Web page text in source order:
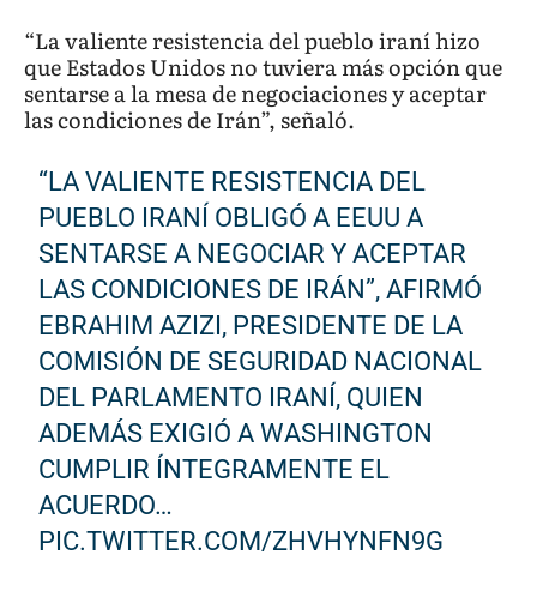
“La valiente resistencia del pueblo iraní hizo
que Estados Unidos no tuviera más opción que
sentarse a la mesa de negociaciones y aceptar
las condiciones de Irán”, señaló.
“LA VALIENTE RESISTENCIA DEL
PUEBLO IRANÍ OBLIGÓ A EEUU A
SENTARSE A NEGOCIAR Y ACEPTAR
LAS CONDICIONES DE IRÁN”, AFIRMÓ
EBRAHIM AZIZI, PRESIDENTE DE LA
COMISIÓN DE SEGURIDAD NACIONAL
DEL PARLAMENTO IRANÍ, QUIEN
ADEMÁS EXIGIÓ A WASHINGTON
CUMPLIR ÍNTEGRAMENTE EL
ACUERDO…
PIC.TWITTER.COM/ZHVHYNFN9G